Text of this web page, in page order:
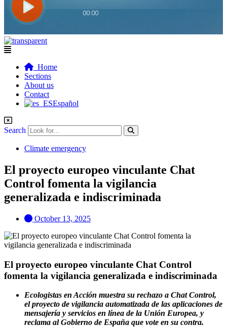
Flyout
Home
Sections
About us
Contact
Español
Search
Climate emergency
El proyecto europeo vinculante Chat
Control fomenta la vigilancia
generalizada e indiscriminada
October 13, 2025
El proyecto europeo vinculante Chat Control
fomenta la vigilancia generalizada e indiscriminada
Ecologistas en Acción muestra su rechazo a Chat Control,
el proyecto de vigilancia automatizada de las aplicaciones de
mensajería y servicios en línea de la Unión Europea, y
reclama al Gobierno de España que vote en su contra.